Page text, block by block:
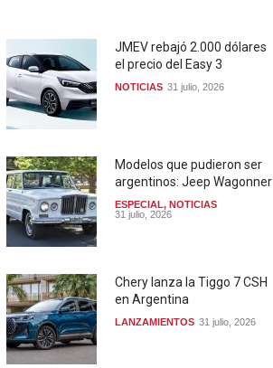
JMEV rebajó 2.000 dólares
el precio del Easy 3
NOTICIAS 31 julio, 2026
Modelos que pudieron ser
argentinos: Jeep Wagonner
ESPECIAL, NOTICIAS
31 julio, 2026
Chery lanza la Tiggo 7 CSH
en Argentina
LANZAMIENTOS 31 julio, 2026